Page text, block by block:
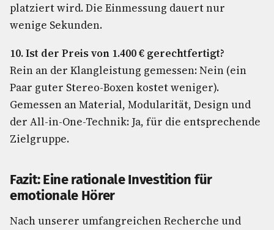
platziert wird. Die Einmessung dauert nur
wenige Sekunden.
10. Ist der Preis von 1.400 € gerechtfertigt?
Rein an der Klangleistung gemessen: Nein (ein
Paar guter Stereo-Boxen kostet weniger).
Gemessen an Material, Modularität, Design und
der All-in-One-Technik: Ja, für die entsprechende
Zielgruppe.
Fazit: Eine rationale Investition für
emotionale Hörer
Nach unserer umfangreichen Recherche und